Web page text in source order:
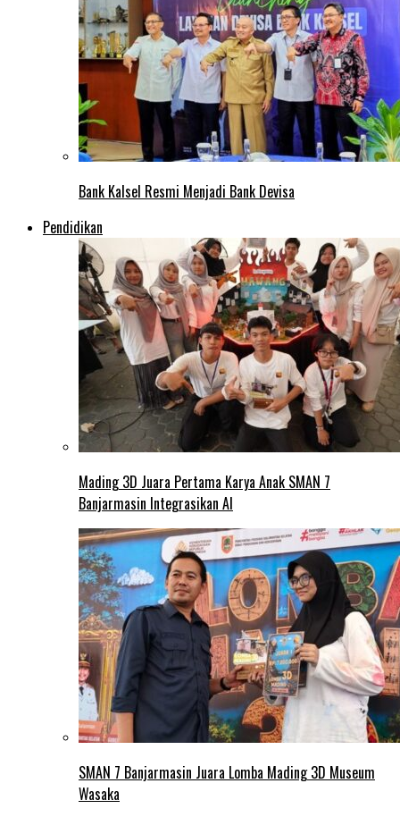
Bank Kalsel Resmi Menjadi Bank Devisa
Pendidikan
Mading 3D Juara Pertama Karya Anak SMAN 7
Banjarmasin Integrasikan AI
SMAN 7 Banjarmasin Juara Lomba Mading 3D Museum
Wasaka